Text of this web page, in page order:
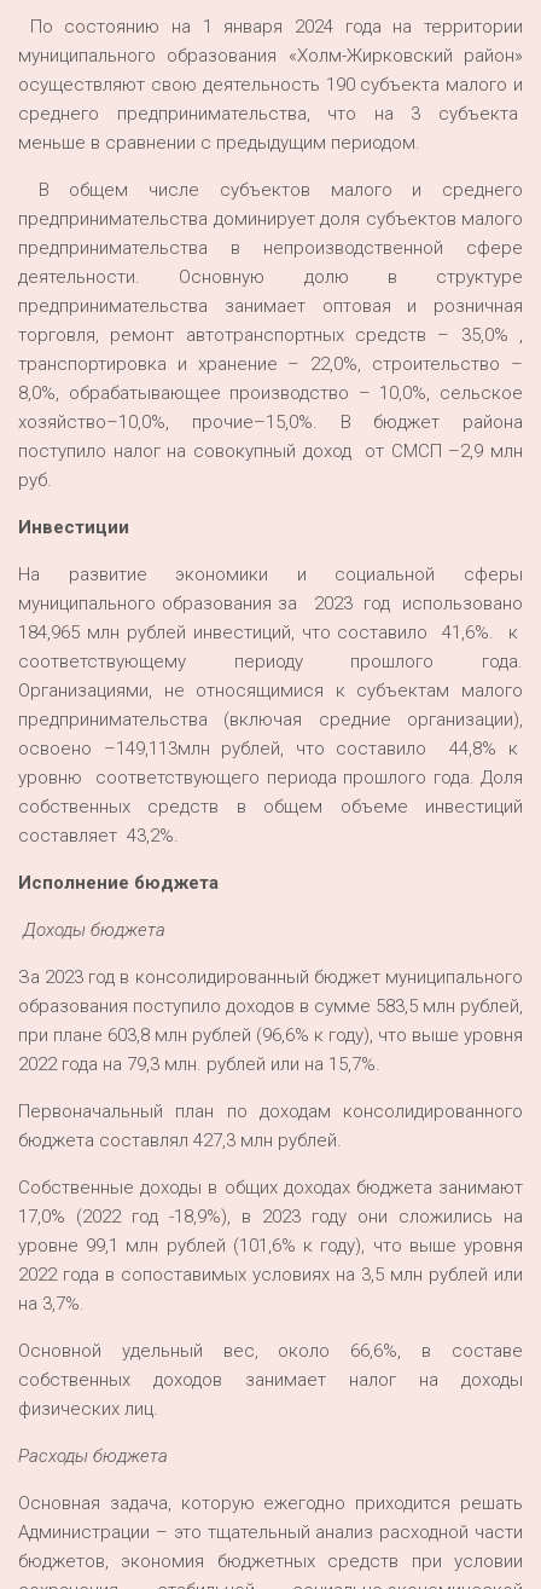
По состоянию на 1 января 2024 года на территории
муниципального образования «­Холм-Жирковский район»
осуществляют свою деятельность 190 субъекта малого и
среднего предпринимательства, что на 3 субъекта
меньше в сравнении с предыдущим периодом.
В общем числе субъектов малого и среднего
предпринимательства доминирует доля субъектов малого
предпринимательства в непроизводственной сфере
деятельности. Основную долю в структуре
предпринимательства занимает оптовая и розничная
торговля, ремонт автотранспортных средств – 35,0% ,
транспортировка и хранение – 22,0%, строительство –
8,0%, обрабатывающее производство – 10,0%, сельское
хозяйство–10,0%, прочие–15,0%. В бюджет района
поступило налог на совокупный доход от СМСП –2,9 млн
руб.
Инвестиции
На развитие экономики и социальной сферы
муниципального образования за 2023 год использовано
184,965 млн рублей инвестиций, что составило 41,6%. к
соответствующему периоду прошлого года.
Организациями, не относящимися к субъектам малого
предпринимательства (включая средние организации),
освоено –149,113млн рублей, что составило 44,8% к
уровню соответствующего периода прошлого года. Доля
собственных средств в общем объеме инвестиций
составляет 43,2%.
Исполнение бюджета
Доходы бюджета
За 2023 год в консолидированный бюджет муниципального
образования поступило доходов в сумме 583,5 млн рублей,
при плане 603,8 млн рублей (96,6% к году), что выше уровня
2022 года на 79,3 млн. рублей или на 15,7%.
Первоначальный план по доходам консолидированного
бюджета составлял 427,3 млн рублей.
Собственные доходы в общих доходах бюджета занимают
17,0% (2022 год -18,9%), в 2023 году они сложились на
уровне 99,1 млн рублей (101,6% к году), что выше уровня
2022 года в сопоставимых условиях на 3,5 млн рублей или
на 3,7%.
Основной удельный вес, около 66,6%, в составе
собственных доходов занимает налог на доходы
физических лиц.
Расходы бюджета
Основная задача, которую ежегодно приходится решать
Администрации – это тщательный анализ расходной части
бюджетов, экономия бюджетных средств при условии